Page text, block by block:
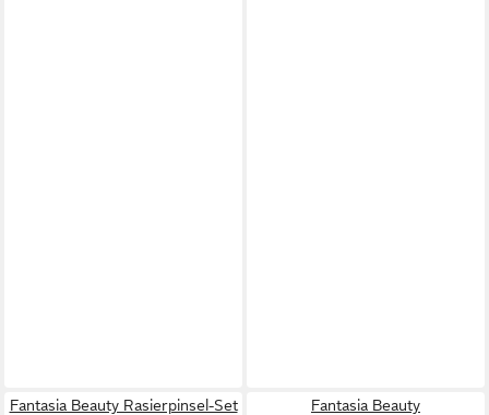
Fantasia Beauty Rasierpinsel-Set
Fantasia Beauty